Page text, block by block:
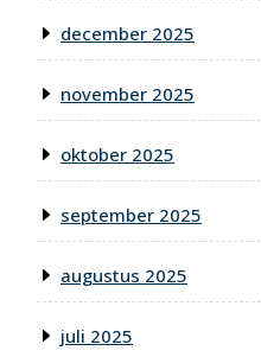
december 2025
november 2025
oktober 2025
september 2025
augustus 2025
juli 2025